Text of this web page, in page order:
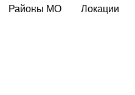
Районы МО Локации